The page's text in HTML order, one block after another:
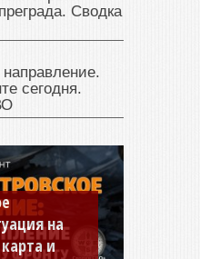
Сводка
сегодня.
на
и